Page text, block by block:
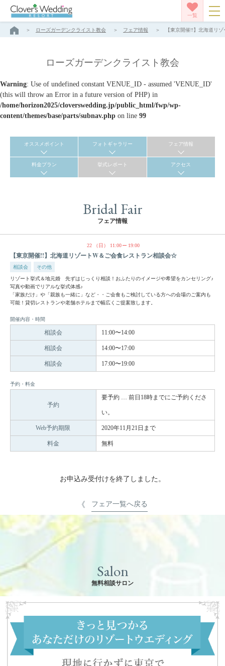
一覧
ローズガーデンクライスト教会 フェア情報 【東京開催!!】北海道リ
ローズガーデンクライスト教会
Warning: Use of undefined constant VENUE_ID - assumed 'VENUE_ID'
(this will throw an Error in a future version of PHP) in
/home/horizon2025/cloverswedding.jp/public_html/fwp/wp-
content/themes/base/parts/subnav.php on line 99
オススメポイント フォトギャラリー フェア情報
料金プラン 挙式レポート アクセス
Bridal Fair
フェア情報
22 （日） 11:00 19:00
【東京開催!!】北海道リゾートW＆ご会食レストラン相談会☆
相談会 その他
リゾート挙式＆地元婚 先ずはじっくり相談！おふたりのイメージや希望をカンセリング♪
写真や動画でリアルな挙式体感♪
「家族だけ」や「親族も一緒に」など・・ご会食もご検討している方への会場のご案内も
可能！貸切レストランや老舗ホテルまで幅広くご提案致します。
開催内容・時間
相談会 11:00〜14:00
相談会 14:00〜17:00
相談会 17:00〜19:00
予約・料金
予約
要予約 … 前日18時までにご予約くださ
い。
Web予約期限 2020年11月21日まで
料金 無料
お申込み受付けを終了しました。
フェア一覧へ戻る
Salon
無料相談サロン